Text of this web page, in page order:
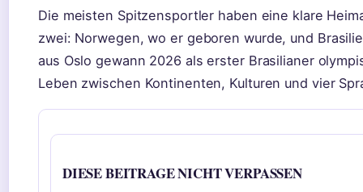
Die meisten Spitzensportler haben eine klare
zwei: Norwegen, wo er geboren wurde, und
aus Oslo gewann 2026 als erster Brasilianer
Leben zwischen Kontinenten, Kulturen und vier
DIESE BEITRAGE NICHT VERPASSEN